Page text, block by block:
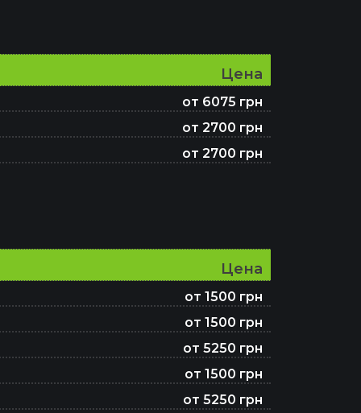
Цена
от 6075 грн
от 2700 грн
от 2700 грн
Цена
от 1500 грн
от 1500 грн
от 5250 грн
от 1500 грн
от 5250 грн